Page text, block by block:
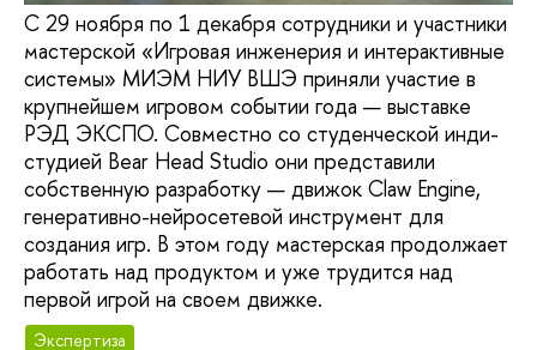
С 29 ноября по 1 декабря сотрудники и участники
мастерской «Игровая инженерия и интерактивные
системы» МИЭМ НИУ ВШЭ приняли участие в
крупнейшем игровом событии года — выставке
РЭД ЭКСПО. Совместно со студенческой инди-
студией Bear Head Studio они представили
собственную разработку — движок Claw Engine,
генеративно-нейросетевой инструмент для
создания игр. В этом году мастерская продолжает
работать над продуктом и уже трудится над
первой игрой на своем движке.
Экспертиза